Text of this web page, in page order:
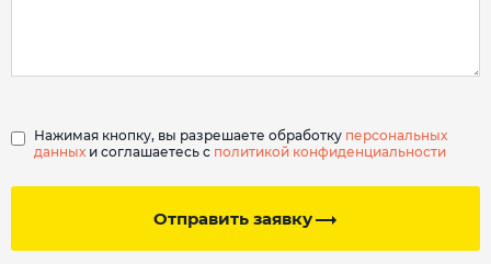
Отправить заявку
Нажимая кнопку, вы разрешаете обработку персональных
данных и соглашаетесь с политикой конфиденциальности